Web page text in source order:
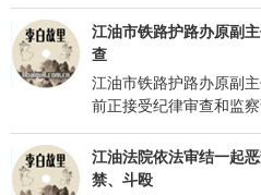
江油市铁路护路办原副
查
江油市铁路护路办原副
前正接受纪律审查和监
江油法院依法审结一起
禁、斗殴